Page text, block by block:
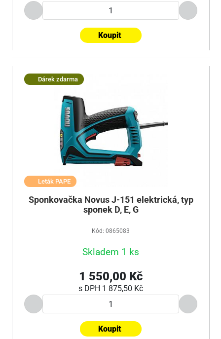
Koupit
Dárek zdarma
Leták PAPE
Sponkovačka Novus J-151 elektrická, typ
sponek D, E, G
Kód: 0865083
Skladem 1 ks
1 550,00 Kč
s DPH 1 875,50 Kč
Koupit